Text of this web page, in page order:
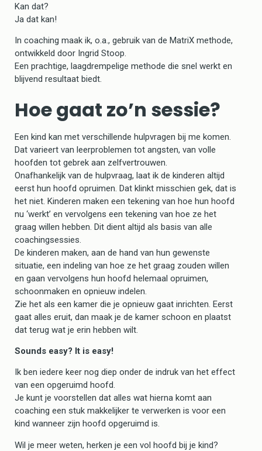
Kan dat?
Ja dat kan!
In coaching maak ik, o.a., gebruik van de MatriX methode,
ontwikkeld door Ingrid Stoop.
Een prachtige, laagdrempelige methode die snel werkt en
blijvend resultaat biedt.
Hoe gaat zo’n sessie?
Een kind kan met verschillende hulpvragen bij me komen.
Dat varieert van leerproblemen tot angsten, van volle
hoofden tot gebrek aan zelfvertrouwen.
Onafhankelijk van de hulpvraag, laat ik de kinderen altijd
eerst hun hoofd opruimen. Dat klinkt misschien gek, dat is
het niet. Kinderen maken een tekening van hoe hun hoofd
nu ‘werkt’ en vervolgens een tekening van hoe ze het
graag willen hebben. Dit dient altijd als basis van alle
coachingsessies.
De kinderen maken, aan de hand van hun gewenste
situatie, een indeling van hoe ze het graag zouden willen
en gaan vervolgens hun hoofd helemaal opruimen,
schoonmaken en opnieuw indelen.
Zie het als een kamer die je opnieuw gaat inrichten. Eerst
gaat alles eruit, dan maak je de kamer schoon en plaatst
dat terug wat je erin hebben wilt.
Sounds easy? It is easy!
Ik ben iedere keer nog diep onder de indruk van het effect
van een opgeruimd hoofd.
Je kunt je voorstellen dat alles wat hierna komt aan
coaching een stuk makkelijker te verwerken is voor een
kind wanneer zijn hoofd opgeruimd is.
Wil je meer weten, herken je een vol hoofd bij je kind?